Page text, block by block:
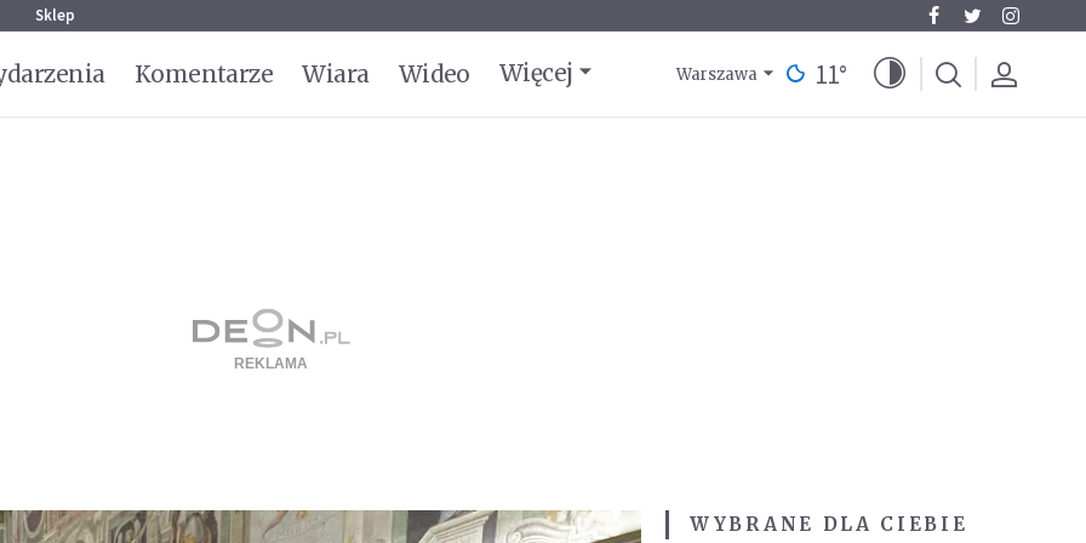
Sklep
Komentarze Wiara Wideo Więcej Warszawa 11°
WYBRANE DLA CIEBIE